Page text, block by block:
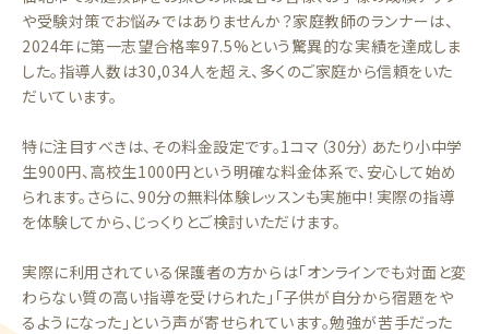
や受験対策でお悩みではありませんか？家庭教師のランナーは、
2024年に第一志望合格率97.5%という驚異的な実績を達成しま
した。指導人数は30,034人を超え、多くのご家庭から信頼をいた
だいています。
特に注目すべきは、その料金設定です。1コマ（30分）あたり小中学
生900円、高校生1000円という明確な料金体系で、安心して始め
られます。さらに、90分の無料体験レッスンも実施中！実際の指導
を体験してから、じっくりとご検討いただけます。
実際に利用されている保護者の方からは「オンラインでも対面と変
わらない質の高い指導を受けられた」「子供が自分から宿題をや
るようになった」という声が寄せられています。勉強が苦手だった